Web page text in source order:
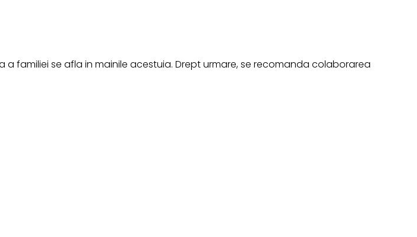
familiei se afla in mainile acestuia. Drept urmare, se recomanda colaborarea